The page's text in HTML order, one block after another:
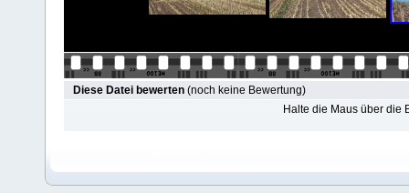
Diese Datei bewerten (noch keine Bewertung)
Halte die Maus über die